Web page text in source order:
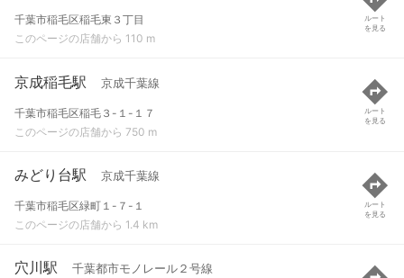
千葉市稲毛区稲毛東３丁目
このページの店舗から 110 m
ルート
を見る
京成稲毛駅 京成千葉線
千葉市稲毛区稲毛３-１-１７
このページの店舗から 750 m
ルート
を見る
みどり台駅 京成千葉線
千葉市稲毛区緑町１-７-１
このページの店舗から 1.4 km
ルート
を見る
穴川駅 千葉都市モノレール２号線